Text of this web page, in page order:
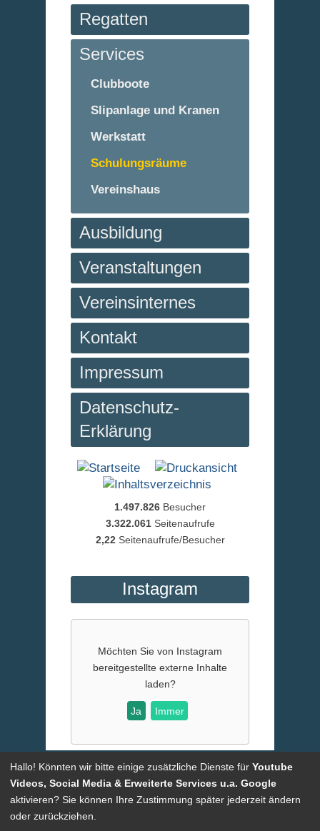
Regatten
Services
Clubboote
Slipanlage und Kranen
Werkstatt
Schulungsräume
Vereinshaus
Ausbildung
Veranstaltungen
Vereinsinternes
Kontakt
Impressum
Datenschutz-
Erklärung
1.497.826 Besucher
3.322.061 Seitenaufrufe
2,22 Seitenaufrufe/Besucher
Instagram
Möchten Sie von Instagram
bereitgestellte externe Inhalte
laden?
Ja Immer
Powered byCMSimple| Template:ge-webdesign.de|Login
Hallo! Könnten wir bitte einige zusätzliche Dienste für Youtube
Videos, Social Media & Erweiterte Services u.a. Google
aktivieren? Sie können Ihre Zustimmung später jederzeit ändern
oder zurückziehen.